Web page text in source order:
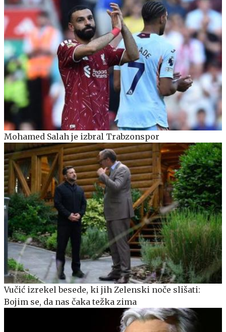
Mohamed Salah je izbral Trabzonspor
Vučić izrekel besede, ki jih Zelenski noče slišati:
Bojim se, da nas čaka težka zima